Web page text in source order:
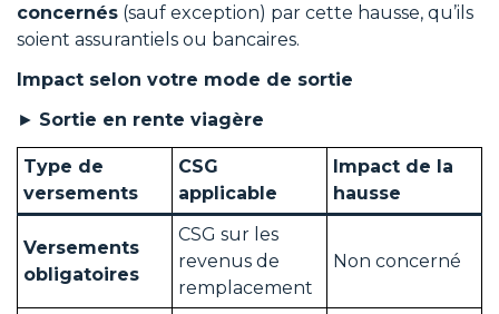
concernés (sauf exception) par cette hausse, qu’ils
soient assurantiels ou bancaires.
Impact selon votre mode de sortie
► Sortie en rente viagère
Type de
versements
CSG
applicable
Impact de la
hausse
Versements
obligatoires
CSG sur les
revenus de
remplacement
Non concerné